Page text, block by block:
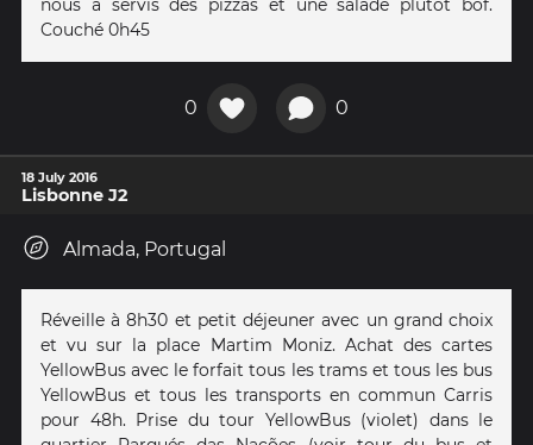
nous a servis des pizzas et une salade plutôt bof.
Couché 0h45
0 0
18 July 2016
Lisbonne J2
Almada, Portugal
Réveille à 8h30 et petit déjeuner avec un grand choix
et vu sur la place Martim Moniz. Achat des cartes
YellowBus avec le forfait tous les trams et tous les bus
YellowBus et tous les transports en commun Carris
pour 48h. Prise du tour YellowBus (violet) dans le